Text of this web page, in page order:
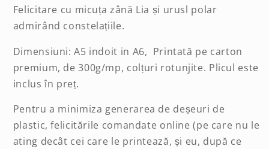
Felicitare cu micuța zână Lia și urusl polar
admirând constelațiile.
Dimensiuni: A5 indoit in A6, Printată pe carton
premium, de 300g/mp, colțuri rotunjite. Plicul este
inclus în preț.
Pentru a minimiza generarea de deșeuri de
plastic, felicitările comandate online (pe care nu le
ating decât cei care le printează, și eu, după ce